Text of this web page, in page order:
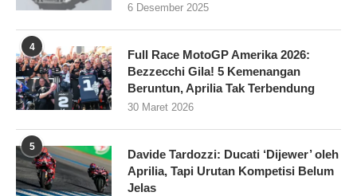
6 Desember 2025
4
Full Race MotoGP Amerika 2026:
Bezzecchi Gila! 5 Kemenangan
Beruntun, Aprilia Tak Terbendung
30 Maret 2026
5
Davide Tardozzi: Ducati ‘Dijewer’ oleh
Aprilia, Tapi Urutan Kompetisi Belum
Jelas